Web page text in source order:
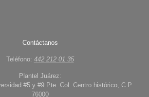
Contáctanos
Teléfono: 442 212 01 35
Plantel Juárez:
#5 y #9 Pte. Col. Centro histórico, C.P.
76000